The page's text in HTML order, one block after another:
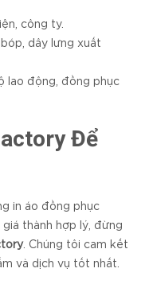
công ty.
bóp, dây lưng xuất
lao động, đồng phục
Để
in áo đồng phục
giá thành hợp lý, đừng
. Chúng tôi cam kết
và dịch vụ tốt nhất.